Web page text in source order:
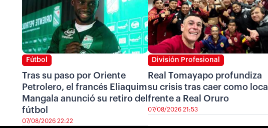
Fútbol
Tras su paso por Oriente
Petrolero, el francés Eliaquim
Mangala anunció su retiro del
fútbol
07/08/2026 22:22
División Profesional
Real Tomayapo profundiza
su crisis tras caer como local
frente a Real Oruro
07/08/2026 21:53